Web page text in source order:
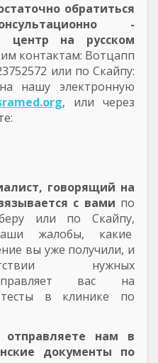
обратиться
-
центр на русском
контактам: Вотцапп
или по Скайпу:
нашу электронную
, или через
говорящий на
с вами по
или по Скайпу,
жалобы, какие
вы уже получили, и
нужных
вас на
тесты в клинике по
отправляете нам в
документы по